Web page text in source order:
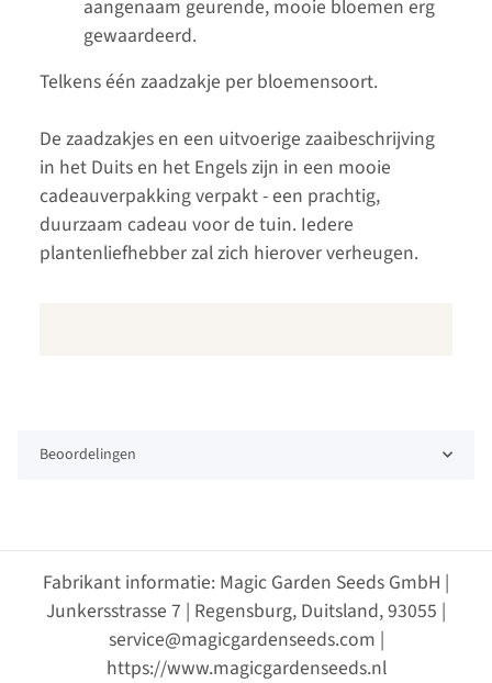
aangenaam geurende, mooie bloemen erg
gewaardeerd.
Telkens één zaadzakje per bloemensoort.
De zaadzakjes en een uitvoerige zaaibeschrijving
in het Duits en het Engels zijn in een mooie
cadeauverpakking verpakt - een prachtig,
duurzaam cadeau voor de tuin. Iedere
plantenliefhebber zal zich hierover verheugen.
Beoordelingen
Fabrikant informatie: Magic Garden Seeds GmbH |
Junkersstrasse 7 | Regensburg, Duitsland, 93055 |
service@magicgardenseeds.com |
https://www.magicgardenseeds.nl